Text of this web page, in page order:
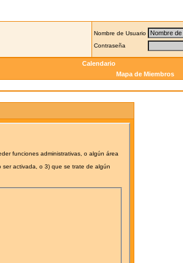
Nombre de Usuario
Contraseña
Calendario
Mapa de Miembros
funciones administrativas, o algún área
activada, o 3) que se trate de algún